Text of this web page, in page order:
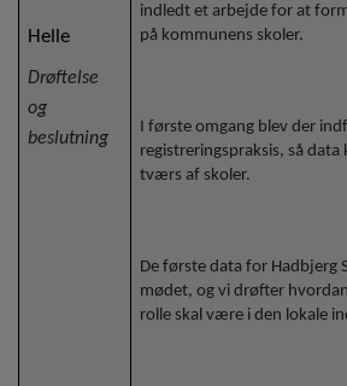
Helle
Drøftelse
og
beslutning
indledt et arbejde for at
på kommunens skoler.
I første omgang blev der
registreringspraksis, så data
tværs af skoler.
De første data for Hadbjerg
mødet, og vi drøfter
rolle skal være i den lokale